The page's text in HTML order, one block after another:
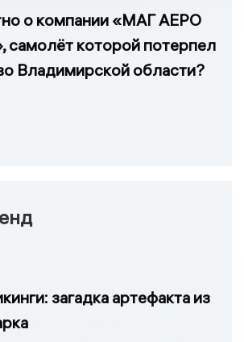
о компании «МАГ АЕРО
которой потерпел
Владимирской области?
загадка артефакта из